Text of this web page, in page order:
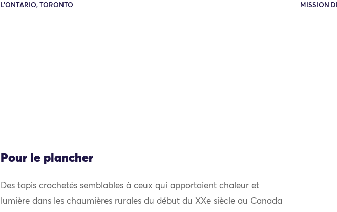
L'ONTARIO, TORONTO
MISSION
Pour le plancher
Des tapis crochetés semblables à ceux qui apportaient chaleur et
lumière dans les chaumières rurales du début du XXe siècle au Canada